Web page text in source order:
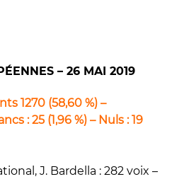
– 26 MAI 2019
1270 (58,60 %) –
: 25 (1,96 %) – Nuls : 19
J. Bardella : 282 voix –